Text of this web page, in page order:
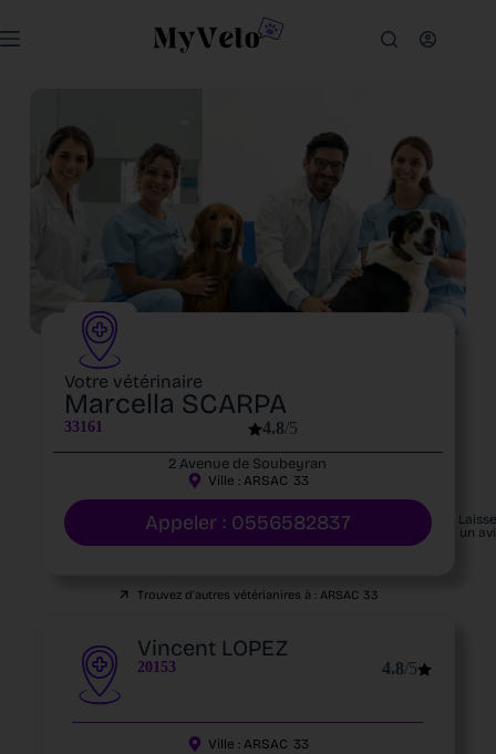
Votre vétérinaire
Marcella SCARPA
33161 4.8/5
2 Avenue de Soubeyran
Ville : ARSAC 33
Appeler : 0556582837
un
Trouvez d'autres vétérianires à :ARSAC 33
Vincent LOPEZ
20153 4.8/5
Ville : ARSAC 33